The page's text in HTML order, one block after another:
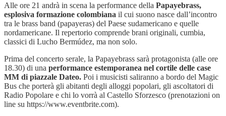
Alle ore 21 andrà in scena la performance della Papayebrass,
esplosiva formazione colombiana il cui suono nasce dall’incontro
tra le brass band (papayeras) del Paese sudamericano e quelle
nordamericane. Il repertorio comprende brani originali, cumbia,
classici di Lucho Bermúdez, ma non solo.
Prima del concerto serale, la Papayebrass sarà protagonista (alle ore
18.30) di una performance estemporanea nel cortile delle case
MM di piazzale Dateo. Poi i musicisti saliranno a bordo del Magic
Bus che porterà gli abitanti degli alloggi popolari, gli ascoltatori di
Radio Popolare e chi lo vorrà al Castello Sforzesco (prenotazioni on
line su https://www.eventbrite.com).